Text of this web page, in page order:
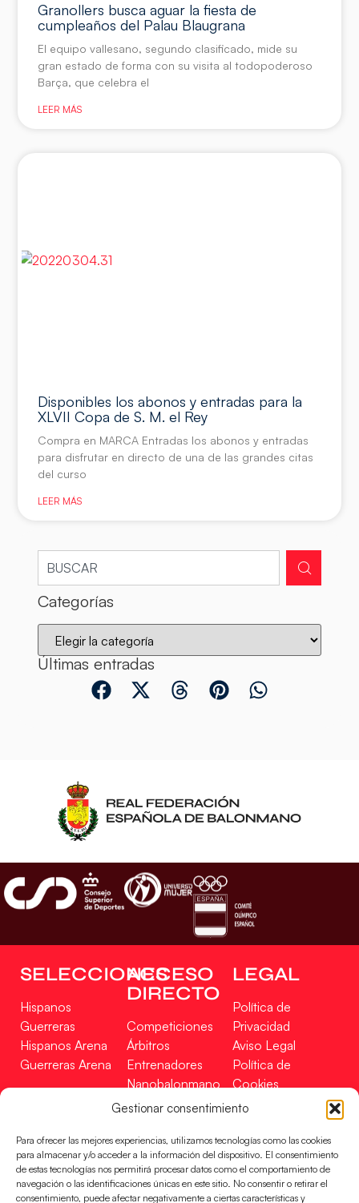
Gestionar consentimiento
Para ofrecer las mejores experiencias, utilizamos tecnologías como las cookies
para almacenar y/o acceder a la información del dispositivo. El consentimiento
de estas tecnologías nos permitirá procesar datos como el comportamiento de
navegación o las identificaciones únicas en este sitio. No consentir o retirar el
consentimiento, puede afectar negativamente a ciertas características y
Granollers busca aguar la fiesta de
cumpleaños del Palau Blaugrana
El equipo vallesano, segundo clasificado, mide su
gran estado de forma con su visita al todopoderoso
Barça, que celebra el
LEER MÁS
Disponibles los abonos y entradas para la
XLVII Copa de S. M. el Rey
Compra en MARCA Entradas los abonos y entradas
para disfrutar en directo de una de las grandes citas
del curso
LEER MÁS
Categorías
Últimas entradas
SELECCIONES
Hispanos
Guerreras
Hispanos Arena
Guerreras Arena
ACCESO
DIRECTO
Competiciones
Árbitros
Entrenadores
Nanobalonmano
Tienda
LEGAL
Política de
Privacidad
Aviso Legal
Política de
Cookies
Mapa Web
Incidencias
CONTACTO
EN